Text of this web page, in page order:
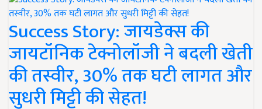
Success Story: जायडेक्स की
जायटॉनिक टेक्नोलॉजी ने बदली खेती
की तस्वीर, 30% तक घटी लागत और
सुधरी मिट्टी की सेहत!